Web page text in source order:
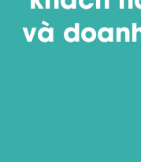
và